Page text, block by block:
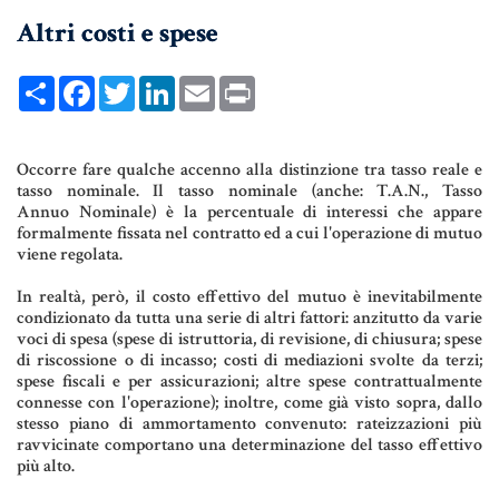
UNIONI CIVILI & CONVIVENZE
EREDITÀ & TESTAMENTO
TESTAMENTO DI VITA
Donazioni, Trust, Tutela del
Patrimonio
DONAZIONI
PATTO DI FAMIGLIA
TRUST E AFFIDAMENTO FIDUCIARIO
TUTELA DEL PATRIMONIO
Altri costi e spese
ShareFacebookTwitterLinkedInEmail
Occorre fare qualche accenno alla distinzione tra tasso reale e
tasso nominale. Il tasso nominale (anche: T.A.N., Tasso
Annuo Nominale) è la percentuale di interessi che appare
formalmente fissata nel contratto ed a cui l'operazione di mutuo
viene regolata.
In realtà, però, il costo effettivo del mutuo è inevitabilmente
condizionato da tutta una serie di altri fattori: anzitutto da varie
voci di spesa (spese di istruttoria, di revisione, di chiusura; spese
di riscossione o di incasso; costi di mediazioni svolte da terzi;
spese fiscali e per assicurazioni; altre spese contrattualmente
connesse con l'operazione); inoltre, come già visto sopra, dallo
stesso piano di ammortamento convenuto: rateizzazioni più
ravvicinate comportano una determinazione del tasso effettivo
più alto.